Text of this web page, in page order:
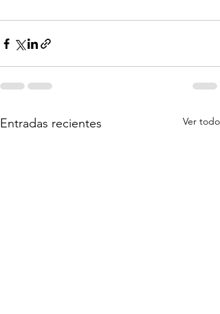
Entradas recientes Ver todo